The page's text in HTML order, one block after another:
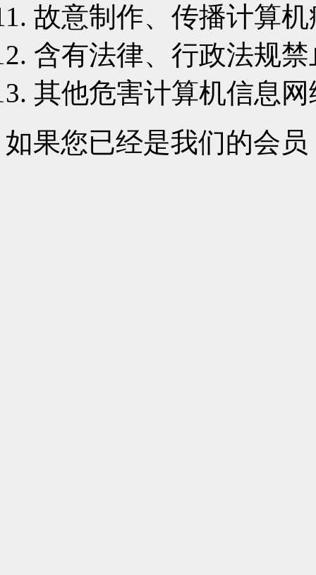
故意制作、传播计算
含有法律、行政法规
其他危害计算机信息
如果您已经是我们的会